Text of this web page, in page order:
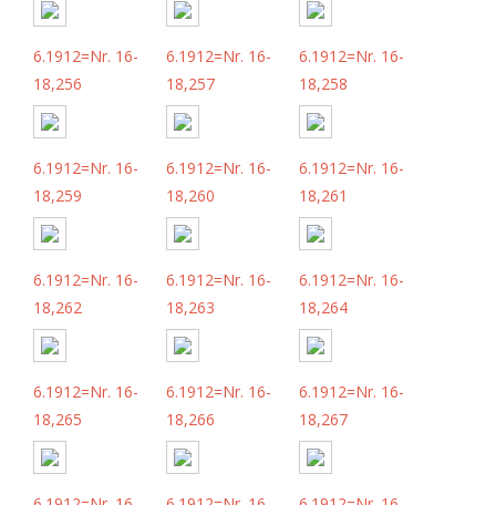
6.1912=Nr. 16-
18,256
6.1912=Nr. 16-
18,257
6.1912=Nr. 16-
18,258
6.1912=Nr. 16-
18,259
6.1912=Nr. 16-
18,260
6.1912=Nr. 16-
18,261
6.1912=Nr. 16-
18,262
6.1912=Nr. 16-
18,263
6.1912=Nr. 16-
18,264
6.1912=Nr. 16-
18,265
6.1912=Nr. 16-
18,266
6.1912=Nr. 16-
18,267